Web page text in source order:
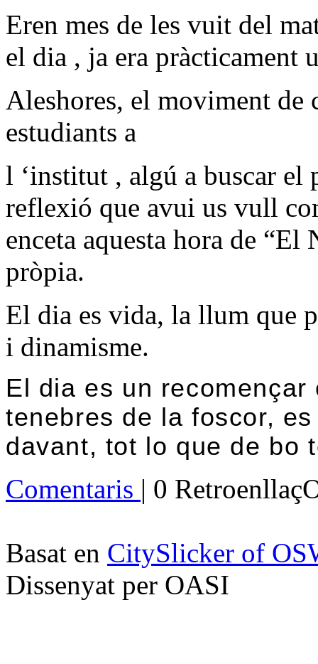
Eren mes de les vuit del
el dia , ja era pràcticament
Aleshores, el moviment de
estudiants a
l ‘institut , algú a buscar el
reflexió que avui us vull
enceta aquesta hora de “El
pròpia.
El dia es vida, la llum que
i dinamisme.
El dia es un
tenebres de la foscor,
davant, tot lo que de bo
Comentaris | 0
Basat en CitySlicker of
Dissenyat per OASI